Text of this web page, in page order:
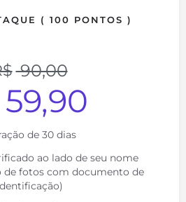
( 100 PONTOS )
90,00
59,90
de 30 dias
ao lado de seu nome
de fotos com documento de